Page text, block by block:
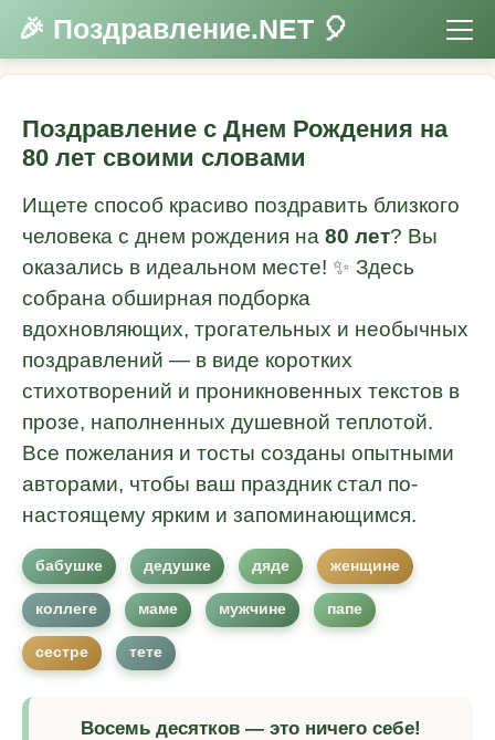
🎉 Поздравление.NET 🎈
Поздравление с Днем Рождения на
80 лет своими словами
Ищете способ красиво поздравить близкого
человека с днем рождения на 80 лет? Вы
оказались в идеальном месте! ✨ Здесь
собрана обширная подборка
вдохновляющих, трогательных и необычных
поздравлений — в виде коротких
стихотворений и проникновенных текстов в
прозе, наполненных душевной теплотой.
Все пожелания и тосты созданы опытными
авторами, чтобы ваш праздник стал по-
настоящему ярким и запоминающимся.
бабушке дедушке дяде женщине
коллеге маме мужчине папе
сестре тете
Восемь десятков — это ничего себе!